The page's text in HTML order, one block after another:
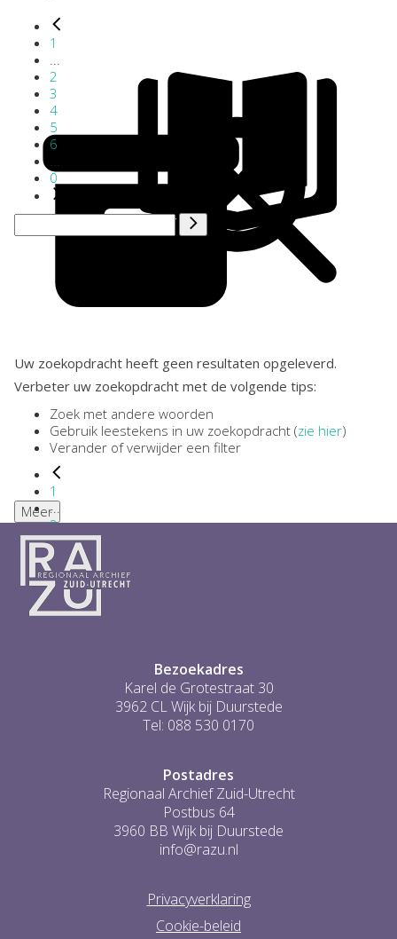
1
...
2
3
4
5
6
...
0
Uw zoekopdracht heeft geen resultaten opgeleverd.
Verbeter uw zoekopdracht met de volgende tips:
Zoek met andere woorden
Gebruik leestekens in uw zoekopdracht (zie hier)
Verander of verwijder een filter
1
...
2
3
4
5
6
...
Meer
Bezoekadres
Karel de Grotestraat 30
3962 CL Wijk bij Duurstede
Tel: 088 530 0170
Postadres
Regionaal Archief Zuid-Utrecht
Postbus 64
3960 BB Wijk bij Duurstede
info@razu.nl
Privacyverklaring
Cookie-beleid